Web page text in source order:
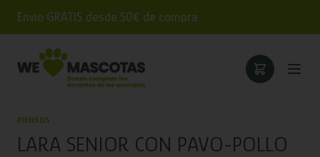
Envío GRATIS desde 50€ de compra
PIENSOS
LARA SENIOR CON PAVO-POLLO